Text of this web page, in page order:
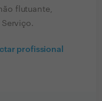
flutuante,
Serviço.
profissional